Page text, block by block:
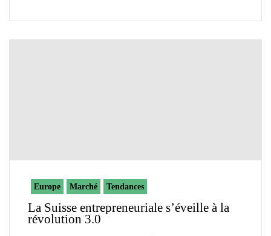
Europe Marché Tendances
La Suisse entrepreneuriale s’éveille à la
révolution 3.0